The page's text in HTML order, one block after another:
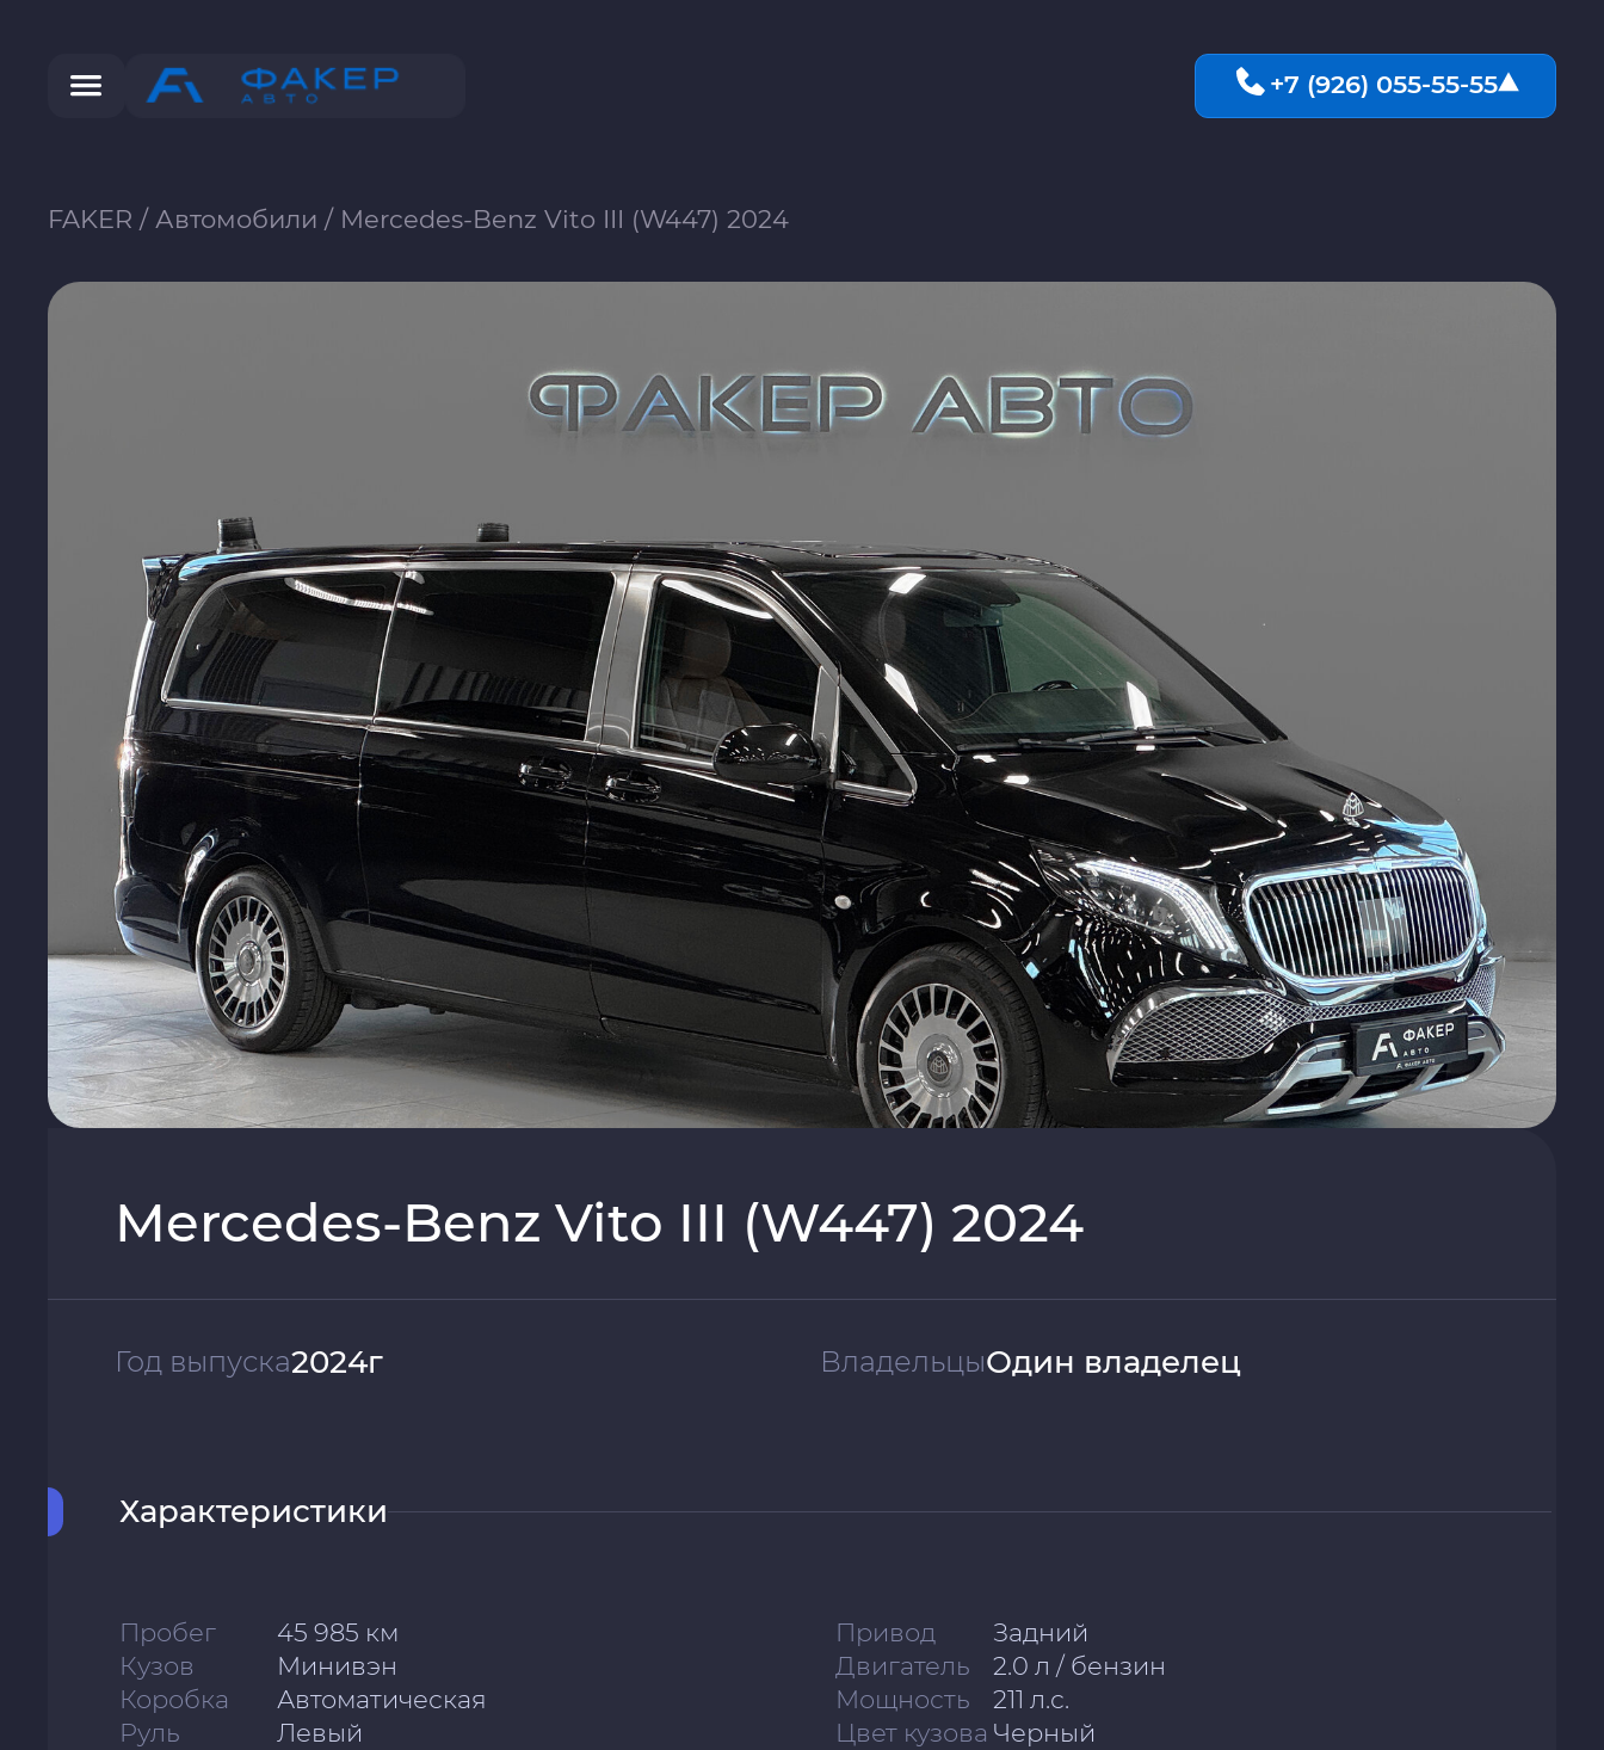
+7 (926) 055-55-55
FAKER / Автомобили / Mercedes-Benz Vito III (W447) 2024
Mercedes-Benz Vito III (W447) 2024
Год выпуска2024г ВладельцыОдин владелец
Характеристики
Пробег
45 985 км
Кузов
Минивэн
Коробка
Автоматическая
Руль
Левый
Привод
Задний
Двигатель
2.0 л / бензин
Мощность
211 л.с.
Цвет кузова Черный